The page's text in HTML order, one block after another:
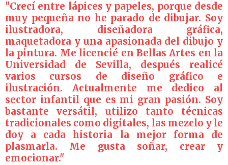
"Crecí entre lápices y papeles, porque desde
muy pequeña no he parado de dibujar. Soy
ilustradora, diseñadora gráfica,
maquetadora y una apasionada del dibujo y
la pintura. Me licencié en Bellas Artes en la
Universidad de Sevilla, después realicé
varios cursos de diseño gráfico e
ilustración. Actualmente me dedico al
sector infantil que es mi gran pasión. Soy
bastante versátil, utilizo tanto técnicas
tradicionales como digitales, las mezclo y le
doy a cada historia la mejor forma de
plasmarla. Me gusta soñar, crear y
emocionar."